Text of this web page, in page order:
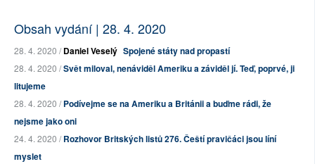
Obsah vydání | 28. 4. 2020
28. 4. 2020 /Daniel Veselý Spojené státy nad propastí
28. 4. 2020 /Svět miloval, nenáviděl Ameriku a záviděl jí. Teď, poprvé, ji
litujeme
28. 4. 2020 /Podívejme se na Ameriku a Británii a buďme rádi, že
nejsme jako oni
24. 4. 2020 /Rozhovor Britských listů 276. Čeští pravičáci jsou líní
myslet